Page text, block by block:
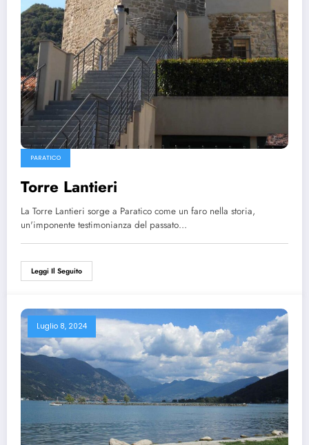
PARATICO
Torre Lantieri
La Torre Lantieri sorge a Paratico come un faro nella storia,
un'imponente testimonianza del passato…
Leggi Il Seguito
Luglio 8, 2024